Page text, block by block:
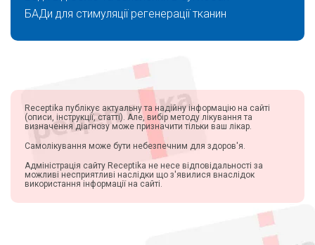
БАДи для стимуляції регенерації тканин
Receptika публікує актуальну та надійну інформацію на сайті
(описи, інструкції, статті). Але, вибір методу лікування та
визначення діагнозу може призначити тільки ваш лікар.
Самолікування може бути небезпечним для здоров'я.
Адміністрація сайту Receptika не несе відповідальності за
можливі несприятливі наслідки що з'явилися внаслідок
використання інформації на сайті.